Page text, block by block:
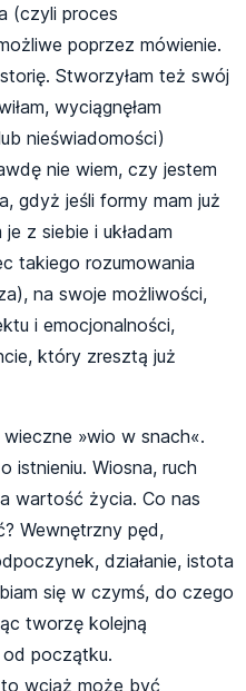
(czyli proces
poprzez mówienie.
Stworzyłam też swój
wyciągnęłam
nieświadomości)
nie wiem, czy jestem
gdyż jeśli formy mam już
z siebie i układam
takiego rozumowania
na swoje możliwości,
i emocjonalności,
który zresztą już
»wio w snach«.
istnieniu. Wiosna, ruch
wartość życia. Co nas
Wewnętrzny pęd,
działanie, istota
się w czymś, do czego
tworzę kolejną
od początku.
wciąż może być